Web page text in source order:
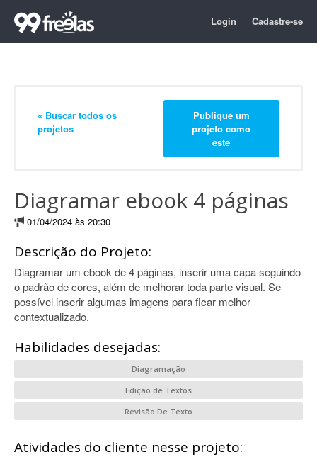
Login Cadastre-se
« Buscar todos os
projetos
Publique um
projeto como
este
Diagramar ebook 4 páginas
01/04/2024 às 20:30
Descrição do Projeto:
Diagramar um ebook de 4 páginas, inserir uma capa seguindo
o padrão de cores, além de melhorar toda parte visual. Se
possível inserir algumas imagens para ficar melhor
contextualizado.
Habilidades desejadas:
Diagramação
Edição de Textos
Revisão De Texto
Atividades do cliente nesse projeto: